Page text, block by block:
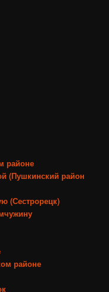
районе
(Пушкинский район
(Сестрорецк)
районе